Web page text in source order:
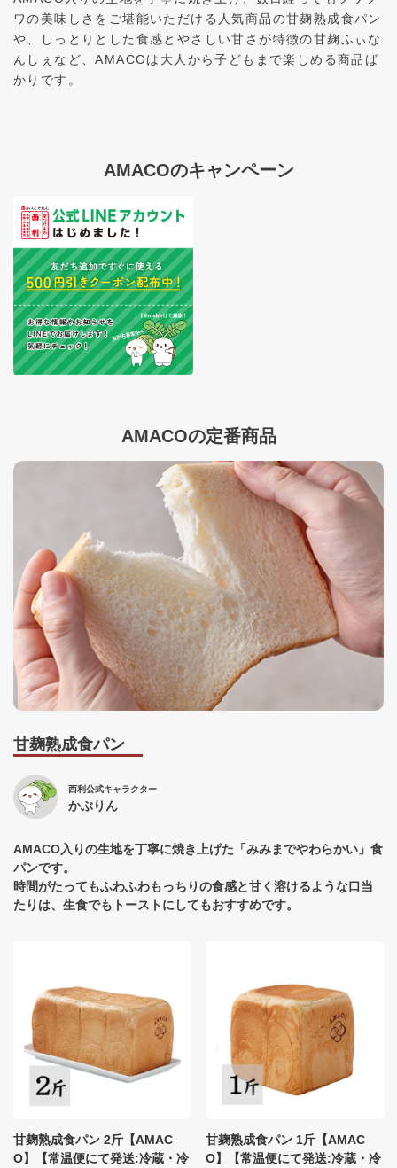
ワの美味しさをご堪能いただける人気商品の甘麹熟成食パン
や、しっとりとした食感とやさしい甘さが特徴の甘麹ふぃな
んしぇなど、AMACOは大人から子どもまで楽しめる商品ば
かりです。
AMACOのキャンペーン
AMACOの定番商品
甘麹熟成食パン
西利公式キャラクター
かぶりん
AMACO入りの生地を丁寧に焼き上げた「みみまでやわらかい」食
パンです。
時間がたってもふわふわもっちりの食感と甘く溶けるような口当
たりは、生食でもトーストにしてもおすすめです。
甘麹熟成食パン 2斤【AMAC
O】【常温便にて発送:冷蔵・冷
甘麹熟成食パン 1斤【AMAC
O】【常温便にて発送:冷蔵・冷